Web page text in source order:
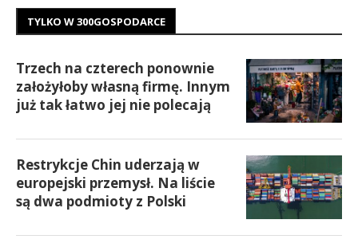
TYLKO W 300GOSPODARCE
Trzech na czterech ponownie
założyłoby własną firmę. Innym
już tak łatwo jej nie polecają
Restrykcje Chin uderzają w
europejski przemysł. Na liście
są dwa podmioty z Polski